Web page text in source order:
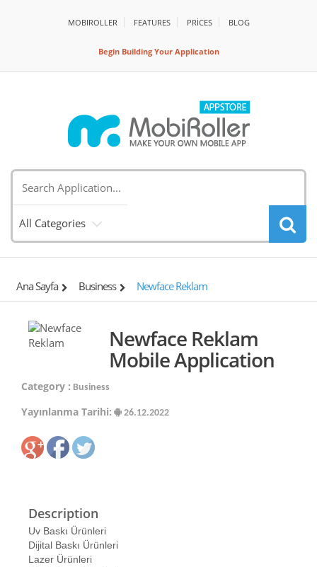
MOBIROLLER FEATURES PRİCES BLOG
Begin Building Your Application
All Categories
Ana Sayfa Business Newface Reklam
Newface Reklam
Mobile Application
Category : Business
Yayınlanma Tarihi: 26.12.2022
Description
Uv Baskı Ürünleri
Dijital Baskı Ürünleri
Lazer Ürünleri